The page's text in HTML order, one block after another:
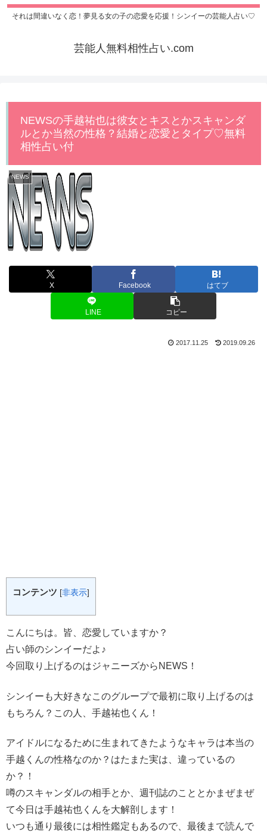
それは間違いなく恋！夢見る女の子の恋愛を応援！シンイーの芸能人占い♡
芸能人無料相性占い.com
NEWSの手越祐也は彼女とキスとかスキャンダ
ルとか当然の性格？結婚と恋愛とタイプ♡無料
相性占い付
NEWS
X Facebook はてブ
LINE コピー
2017.11.25 2019.09.26
コンテンツ [非表示]
こんにちは。皆、恋愛していますか？
占い師のシンイーだよ♪
今回取り上げるのはジャニーズからNEWS！
シンイーも大好きなこのグループで最初に取り上げるのは
もちろん？この人、手越祐也くん！
アイドルになるために生まれてきたようなキャラは本当の
手越くんの性格なのか？はたまた実は、違っているの
か？！
噂のスキャンダルの相手とか、週刊誌のこととかまぜまぜ
て今日は手越祐也くんを大解剖します！
いつも通り最後には相性鑑定もあるので、最後まで読んで